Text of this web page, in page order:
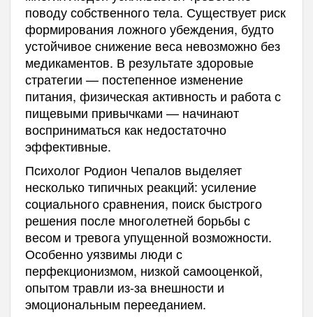
поводу собственного тела. Существует риск
формирования ложного убеждения, будто
устойчивое снижение веса невозможно без
медикаментов. В результате здоровые
стратегии — постепенное изменение
питания, физическая активность и работа с
пищевыми привычками — начинают
восприниматься как недостаточно
эффективные.
Психолог Родион Чепалов выделяет
несколько типичных реакций: усиление
социального сравнения, поиск быстрого
решения после многолетней борьбы с
весом и тревога упущенной возможности.
Особенно уязвимы люди с
перфекционизмом, низкой самооценкой,
опытом травли из-за внешности и
эмоциональным перееданием.